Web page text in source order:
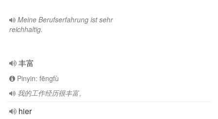
Meine Berufserfahrung ist sehr
reichhaltig.
丰富
Pinyin: fēngfù
我的工作经历很丰富。
hier